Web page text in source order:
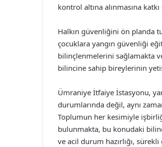
kontrol altına alınmasına
Halkın güvenliğini ön planda
çocuklara yangın güvenliği
bilinçlenmelerini sağlamakta
bilincine sahip bireylerinin
Ümraniye İtfaiye İstasyonu,
durumlarında değil, aynı
Toplumun her kesimiyle
bulunmakta, bu konudaki
ve acil durum hazırlığı,